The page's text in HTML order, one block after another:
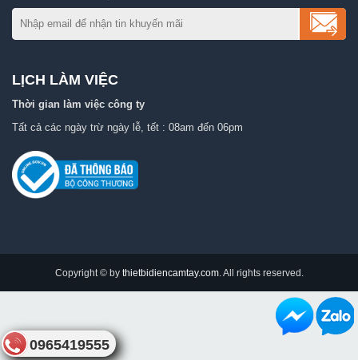
LỊCH LÀM VIỆC
Thời gian làm việc công ty
Tất cả các ngày trừ ngày lễ, tết : 08am đến 06pm
Copyright © by thietbidiencamtay.com. All rights reserved.
0965419555